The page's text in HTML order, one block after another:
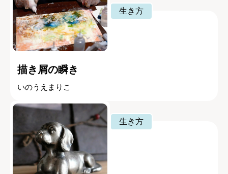
生き方
描き屑の瞬き
いのうえまりこ
生き方